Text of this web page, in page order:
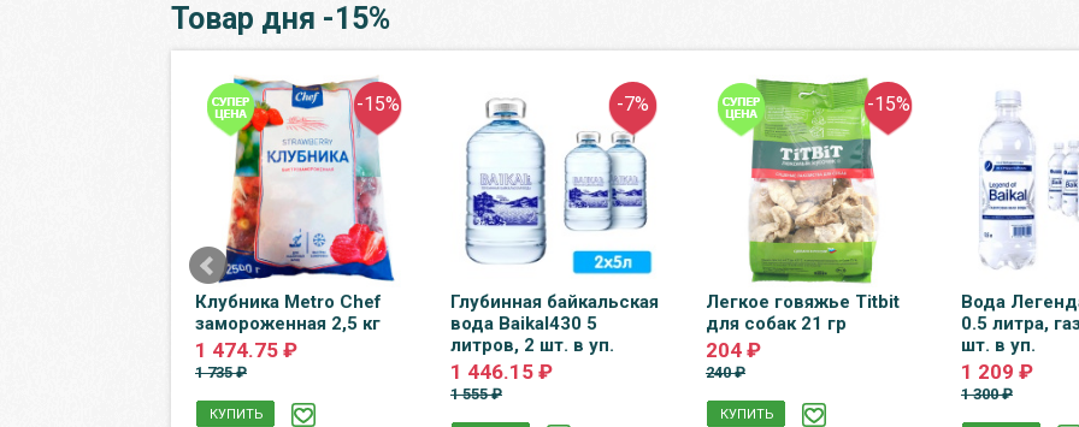
Товар дня -15%
-15%
Клубника Metro Chef
замороженная 2,5 кг
1 474.75 ₽
1 735 ₽
КУПИТЬ
-7%
Глубинная байкальская
вода Baikal430 5
литров, 2 шт. в уп.
1 446.15 ₽
1 555 ₽
-15%
Легкое говяжье Titbit
для собак 21 гр
204 ₽
240 ₽
КУПИТЬ
Вода
0.5 литра,
шт. в уп.
1 209 ₽
1 300 ₽